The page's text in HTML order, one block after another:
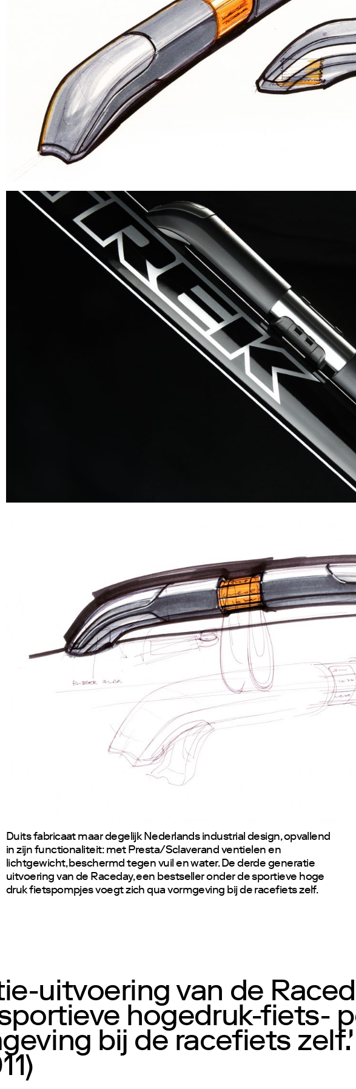
Duits fabricaat maar degelijk Nederlands industrial design, opvallend
in zijn functionaliteit: met Presta/Sclaverand ventielen en
lichtgewicht, beschermd tegen vuil en water. De derde generatie
uitvoering van de Raceday, een bestseller onder de sportieve hoge
druk fietspompjes voegt zich qua vormgeving bij de racefiets zelf.
uitvoering van de
hogedruk-fiets-
bij de racefiets